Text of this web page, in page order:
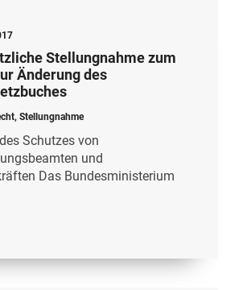
Stellungnahme zum
Änderung des
, Stellungnahme
Schutzes von
und
Das Bundesministerium